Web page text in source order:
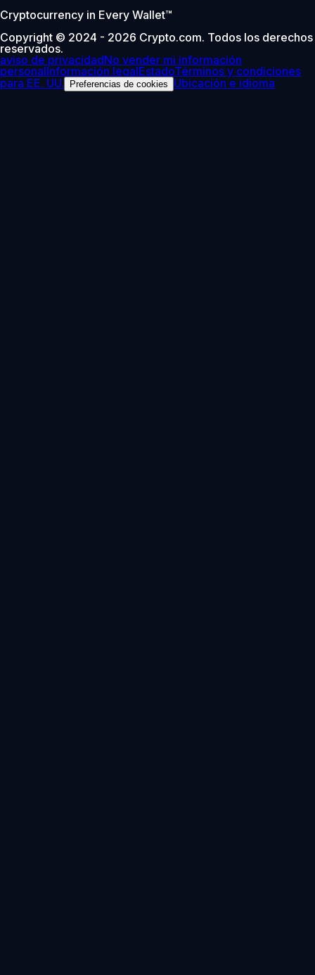
Cryptocurrency in Every Wallet™
Copyright © 2024 - 2026 Crypto.com. Todos los derechos
reservados.
aviso de privacidadNo vender mi información
personalInformación legalEstadoTérminos y condiciones
para EE. UU.
Preferencias de cookies Ubicación e idioma